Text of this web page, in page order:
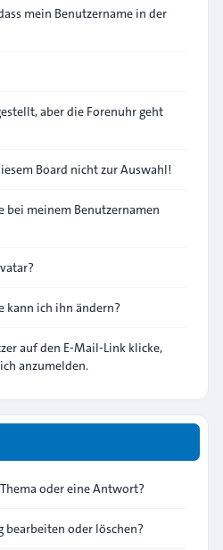
mein Benutzername in der
aber die Forenuhr geht
Board nicht zur Auswahl!
bei meinem Benutzernamen
kann ich ihn ändern?
auf den E-Mail-Link klicke,
anzumelden.
oder eine Antwort?
bearbeiten oder löschen?